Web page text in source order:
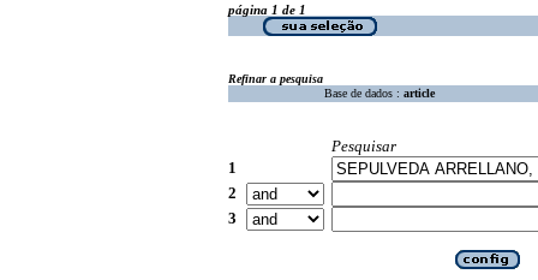
página 1 de 1
Refinar a pesquisa
Base de dados : article
Pesquisar
1
2
3